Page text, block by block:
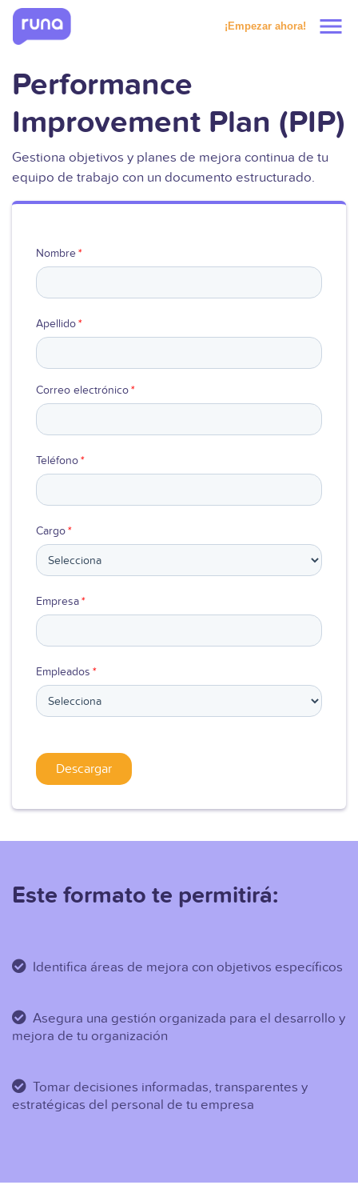
¡Empezar ahora! menu
Productos
Soluciones
Precios
Recursos
Solicitar prueba
Performance
Improvement Plan (PIP)
Gestiona objetivos y planes de mejora continua de tu
equipo de trabajo con un documento estructurado.
Nombre*
Apellido*
Correo electrónico*
Teléfono*
Cargo*
Empresa*
Empleados *
Este formato te permitirá:
Identifica áreas de mejora con objetivos específicos
Asegura una gestión organizada para el desarrollo y
mejora de tu organización
Tomar decisiones informadas, transparentes y
estratégicas del personal de tu empresa